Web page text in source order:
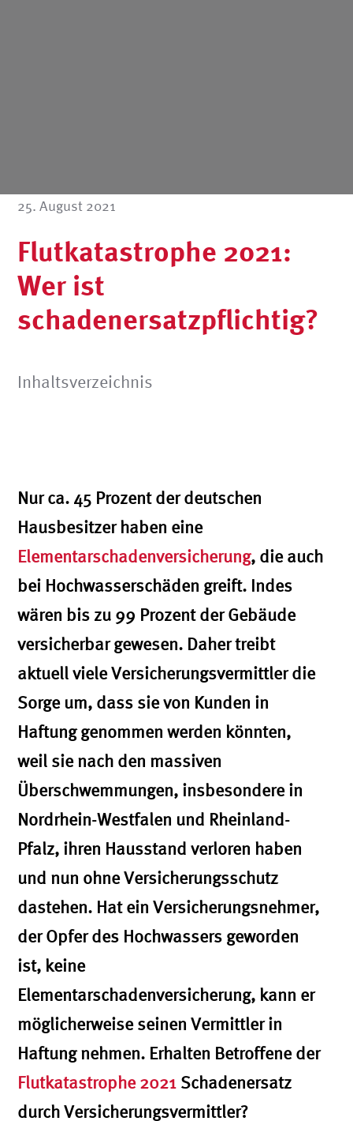
25. August 2021
Flutkatastrophe 2021:
Wer ist
schadenersatzpflichtig?
Inhaltsverzeichnis
Nur ca. 45 Prozent der deutschen
Hausbesitzer haben eine
Elementarschadenversicherung, die auch
bei Hochwasserschäden greift. Indes
wären bis zu 99 Prozent der Gebäude
versicherbar gewesen. Daher treibt
aktuell viele Versicherungsvermittler die
Sorge um, dass sie von Kunden in
Haftung genommen werden könnten,
weil sie nach den massiven
Überschwemmungen, insbesondere in
Nordrhein-Westfalen und Rheinland-
Pfalz, ihren Hausstand verloren haben
und nun ohne Versicherungsschutz
dastehen. Hat ein Versicherungsnehmer,
der Opfer des Hochwassers geworden
ist, keine
Elementarschadenversicherung, kann er
möglicherweise seinen Vermittler in
Haftung nehmen. Erhalten Betroffene der
Flutkatastrophe 2021 Schadenersatz
durch Versicherungsvermittler?